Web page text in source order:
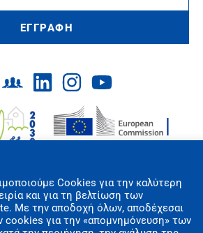
ΕΓΓΡΑΦΗ
Πολιτική Απορρήτου
Cookies για την καλύτερη
και για τη βελτίωση των
Με την αποδοχή όλων, αποδέχεσαι
για την «απομνημόνευση» των